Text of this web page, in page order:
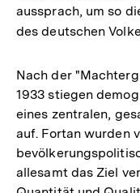
aussprach, um so
des deutschen
Nach der
1933 stiegen
eines zentralen,
auf. Fortan wurden
allesamt das Ziel